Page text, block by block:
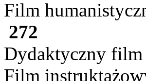
Film
272
Dydaktyczny
Film